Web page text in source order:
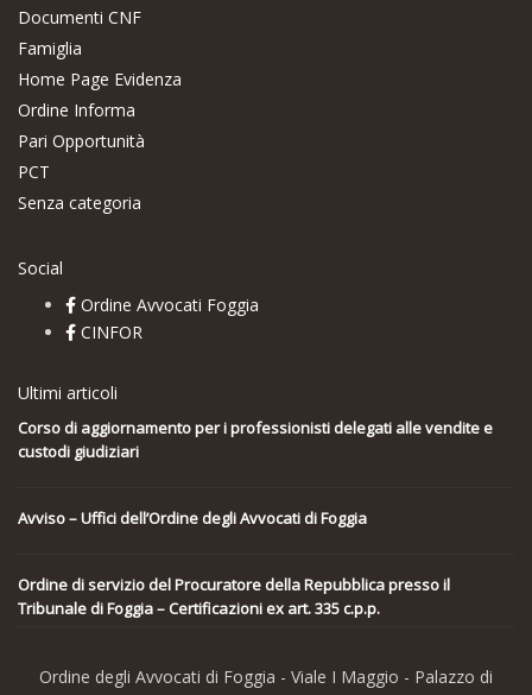
Documenti CNF
Famiglia
Home Page Evidenza
Ordine Informa
Pari Opportunità
PCT
Senza categoria
Social
Ordine Avvocati Foggia
CINFOR
Ultimi articoli
Corso di aggiornamento per i professionisti delegati alle vendite e
custodi giudiziari
Avviso – Uffici dell’Ordine degli Avvocati di Foggia
Ordine di servizio del Procuratore della Repubblica presso il
Tribunale di Foggia – Certificazioni ex art. 335 c.p.p.
Ordine degli Avvocati di Foggia - Viale I Maggio - Palazzo di